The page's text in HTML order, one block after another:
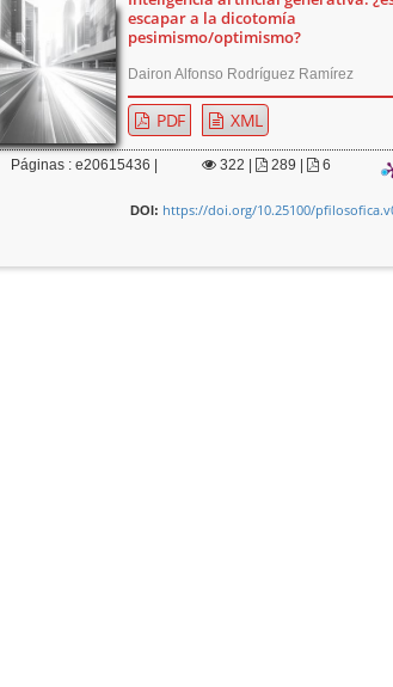
escapar a la dicotomía
pesimismo/optimismo?
Dairon Alfonso Rodríguez Ramírez
PDF XML
Páginas : e20615436 | 322 289 | 6
DOI: https://doi.org/10.25100/